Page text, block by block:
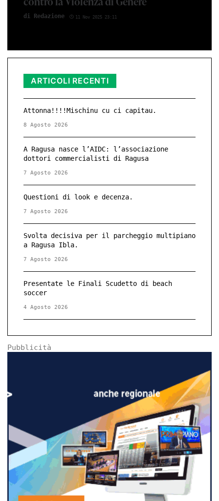
di Redazione 11 Nov 2025 23:11
ARTICOLI RECENTI
Attonna!!!!Mischinu cu ci capitau.
8 Agosto 2026
A Ragusa nasce l’AIDC: l’associazione
dottori commercialisti di Ragusa
7 Agosto 2026
Questioni di look e decenza.
7 Agosto 2026
Svolta decisiva per il parcheggio multipiano
a Ragusa Ibla.
7 Agosto 2026
Presentate le Finali Scudetto di beach
soccer
4 Agosto 2026
Pubblicità